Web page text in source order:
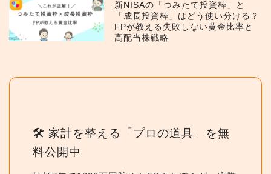
新NISAの「つみたて投資枠」と
「成長投資枠」はどう使い分ける？
FPが教える失敗しない黄金比率と
高配当株戦略
🛠 家計を整える「プロの道具」を無
料公開中